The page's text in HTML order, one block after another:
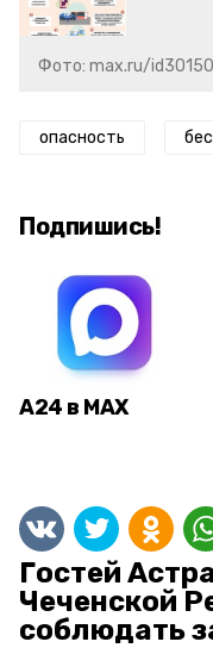
Фото: max.ru/
опасность
Подпишись!
А24 в MAX
Гостей
Чеченской
соблюдать